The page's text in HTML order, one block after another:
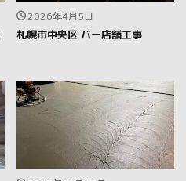
2026年4月5日
札幌市中央区 バー店舗工事